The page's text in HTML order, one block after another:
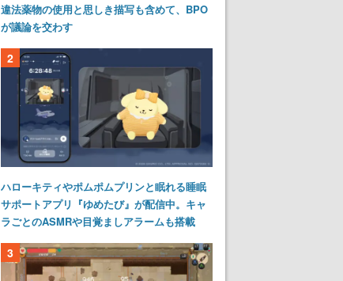
違法薬物の使用と思しき描写も含めて、BPO
が議論を交わす
2
ハローキティやポムポムプリンと眠れる睡眠
サポートアプリ『ゆめたび』が配信中。キャ
ラごとのASMRや目覚ましアラームも搭載
3